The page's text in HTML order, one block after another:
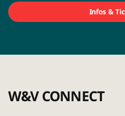
Infos &
W&V CONNECT